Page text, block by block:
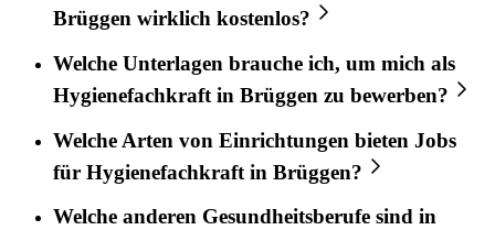
Brüggen wirklich kostenlos?
Welche Unterlagen brauche ich, um mich als
Hygienefachkraft in Brüggen zu bewerben?
Welche Arten von Einrichtungen bieten Jobs
für Hygienefachkraft in Brüggen?
Welche anderen Gesundheitsberufe sind in